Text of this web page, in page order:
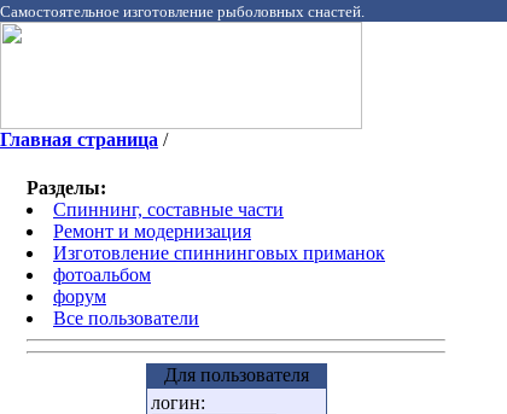
Самостоятельное изготовление рыболовных снастей.
Главная страница /
Разделы:
Спиннинг, составные части
Ремонт и модернизация
Изготовление спиннинговых приманок
фотоальбом
форум
Все пользователи
Для пользователя
логин: